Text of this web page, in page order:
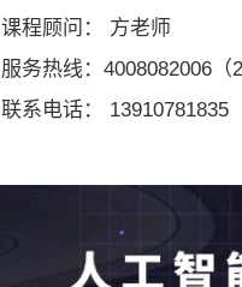
课程顾问： 方老师
服务热线：4008082006（
联系电话： 13910781835